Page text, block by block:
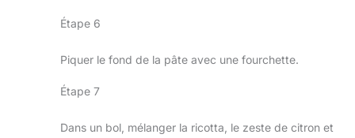
Étape 6
Piquer le fond de la pâte avec une fourchette.
Étape 7
Dans un bol, mélanger la ricotta, le zeste de citron et